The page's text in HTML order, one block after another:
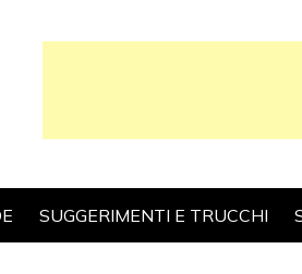
SUGGERIMENTI E TRUCCHI